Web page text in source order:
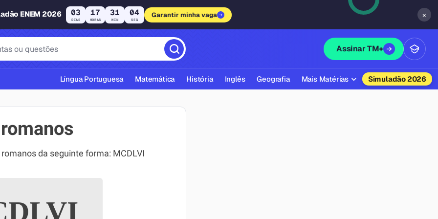
ENEM 2026 03
DIAS
17
HORAS
31
MIN
03
SEG
Garantir minha vaga ×
Assinar TM+
ABNT
Língua Portuguesa Matemática História Inglês Geografia Mais Matérias Simuladão 2026
da seguinte forma: MCDLVI